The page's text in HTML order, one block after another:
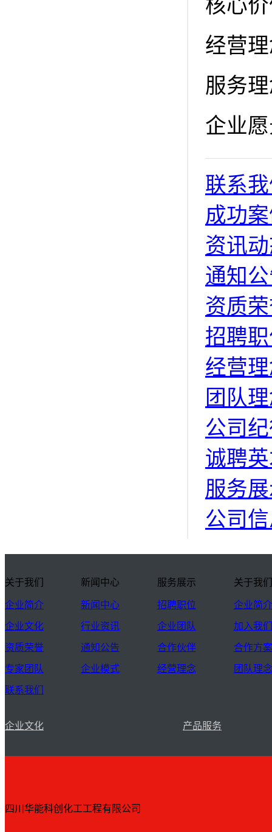
核心
经营
服务
企业
联系
成功
资讯
通知
资质
招聘
经营
团队
公司
诚聘
服务
公司
关于我们
企业简介
企业文化
资质荣誉
专家团队
联系我们
新闻中心
新闻中心
行业资讯
通知公告
企业模式
服务展示
招聘职位
企业团队
合作伙伴
经营理念
关于我们
企业简介
加入我们
合作方案
团队理念
企业文化 产品服务
四川华能科创化工工程有限公司